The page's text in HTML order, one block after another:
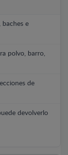
baches e
polvo, barro,
de
devolverlo